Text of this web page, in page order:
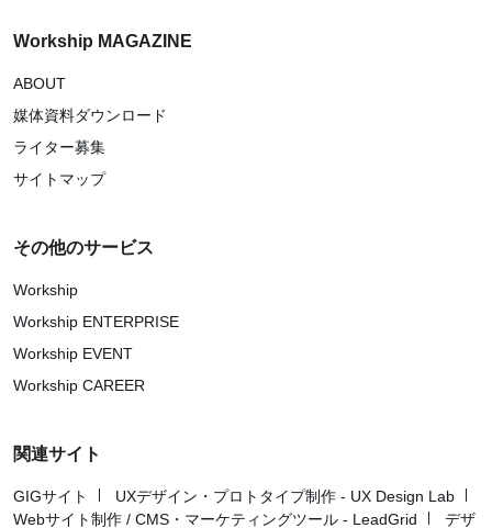
Workship MAGAZINE
ABOUT
媒体資料ダウンロード
ライター募集
サイトマップ
その他のサービス
Workship
Workship ENTERPRISE
Workship EVENT
Workship CAREER
関連サイト
GIGサイト
UXデザイン・プロトタイプ制作 - UX Design Lab
Webサイト制作 / CMS・マーケティングツール - LeadGrid
デザ